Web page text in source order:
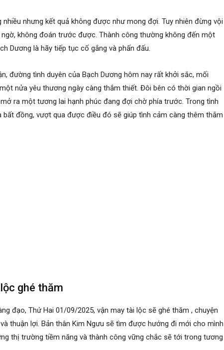
nhưng kết quả không được như mong đợi. Tuy nhiên đừng vội
không đoán trước được. Thành công thường không đến một
Dương là hãy tiếp tục cố gắng và phấn đấu.
đường tình duyên của Bạch Dương hôm nay rất khởi sắc, mối
nửa yêu thương ngày càng thắm thiết. Đôi bên có thời gian ngồi
ra một tương lai hạnh phúc đang đợi chờ phía trước. Trong tình
bất đồng, vượt qua được điều đó sẽ giúp tình cảm càng thêm thắm
ghé thăm
đạo, Thứ Hai 01/09/2025, vận may tài lộc sẽ ghé thăm , chuyện
thuận lợi. Bản thân Kim Ngưu sẽ tìm được hướng đi mới cho mình
thị trường tiềm năng và thành công vững chắc sẽ tới trong tương